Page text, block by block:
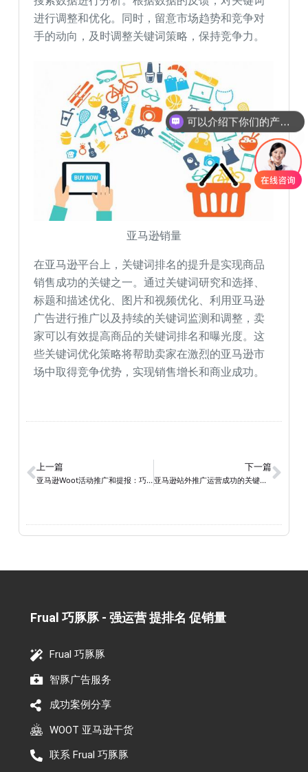
进行调整和优化。同时，留意市场趋势和竞争对
手的动向，及时调整关键词策略，保持竞争力。
亚马逊销量
在亚马逊平台上，关键词排名的提升是实现商品
销售成功的关键之一。通过关键词研究和选择、
标题和描述优化、图片和视频优化、利用亚马逊
广告进行推广以及持续的关键词监测和调整，卖
家可以有效提高商品的关键词排名和曝光度。这
些关键词优化策略将帮助卖家在激烈的亚马逊市
场中取得竞争优势，实现销售增长和商业成功。
上一篇
亚马逊Woot活动推广和提报：巧豚豚助力您打造成功营销策略！
下一篇
亚马逊站外推广运营成功的关键策略与实用经验分享
Frual 巧豚豚 - 强运营 提排名 促销量​
Frual 巧豚豚
智豚广告服务
成功案例分享
WOOT 亚马逊干货
联系 Frual 巧豚豚
你们是怎么收费的呢